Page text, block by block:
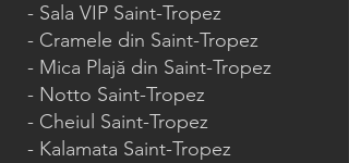
- Sala VIP Saint-Tropez
- Cramele din Saint-Tropez
- Mica Plajă din Saint-Tropez
- Notto Saint-Tropez
- Cheiul Saint-Tropez
- Kalamata Saint-Tropez